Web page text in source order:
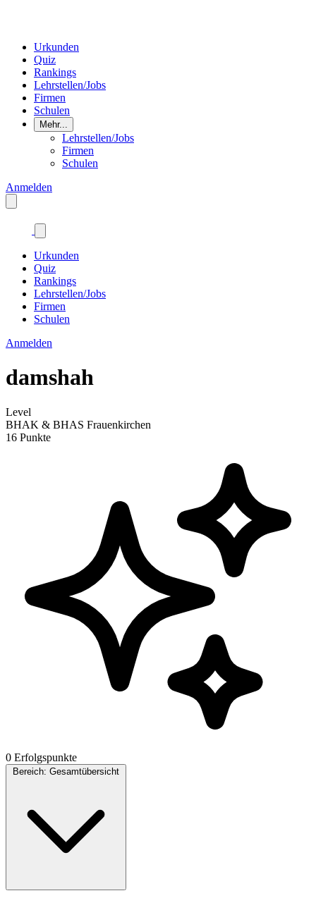
Urkunden
Quiz
Rankings
Lehrstellen/Jobs
Firmen
Schulen
Mehr...
Lehrstellen/Jobs
Firmen
Schulen
Anmelden
Urkunden
Quiz
Rankings
Lehrstellen/Jobs
Firmen
Schulen
Anmelden
damshah
Level
BHAK & BHAS Frauenkirchen
16 Punkte
0 Erfolgspunkte
Bereich: Gesamtübersicht